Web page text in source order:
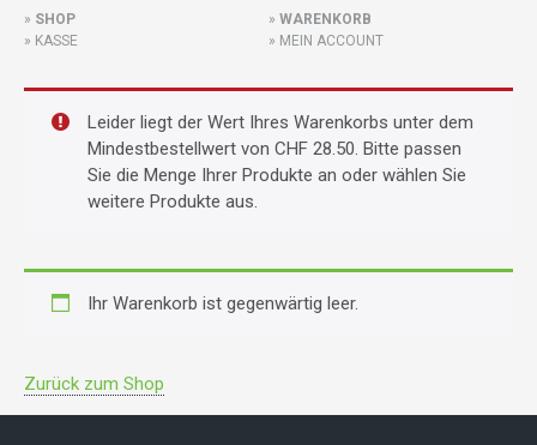
SHOP
WARENKORB
KASSE
MEIN ACCOUNT
Leider liegt der Wert Ihres Warenkorbs unter dem
Mindestbestellwert von CHF28.50. Bitte passen
Sie die Menge Ihrer Produkte an oder wählen Sie
weitere Produkte aus.
Ihr Warenkorb ist gegenwärtig leer.
Zurück zum Shop